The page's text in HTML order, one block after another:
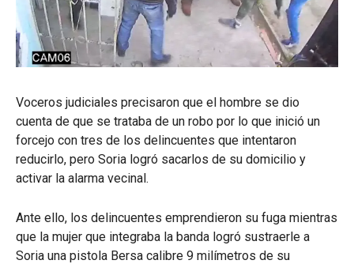
Voceros judiciales precisaron que el hombre se dio
cuenta de que se trataba de un robo por lo que inició un
forcejo con tres de los delincuentes que intentaron
reducirlo, pero Soria logró sacarlos de su domicilio y
activar la alarma vecinal.
Ante ello, los delincuentes emprendieron su fuga mientras
que la mujer que integraba la banda logró sustraerle a
Soria una pistola Bersa calibre 9 milímetros de su